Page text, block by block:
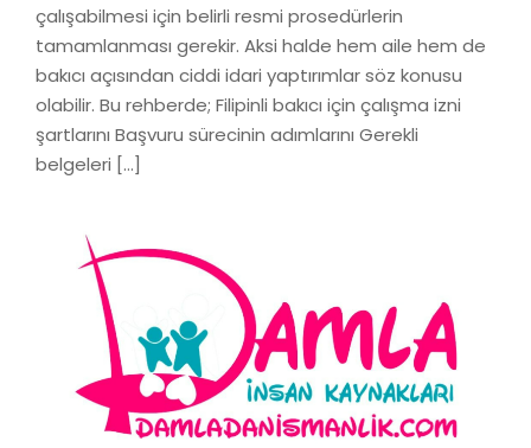
çalışabilmesi için belirli resmi prosedürlerin
tamamlanması gerekir. Aksi halde hem aile hem de
bakıcı açısından ciddi idari yaptırımlar söz konusu
olabilir. Bu rehberde; Filipinli bakıcı için çalışma izni
şartlarını Başvuru sürecinin adımlarını Gerekli
belgeleri […]